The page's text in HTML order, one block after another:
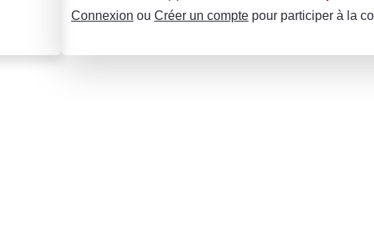
Connexion ou Créer un compte pour participer à la